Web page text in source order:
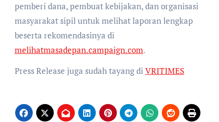
pemberi dana, pembuat kebijakan, dan organisasi
masyarakat sipil untuk melihat laporan lengkap
beserta rekomendasinya di
melihatmasadepan.campaign.com.
Press Release juga sudah tayang diVRITIMES